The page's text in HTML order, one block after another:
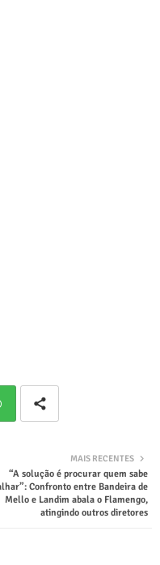
MAIS RECENTES
“A solução é procurar quem sabe
Confronto entre Bandeira de
Mello e Landim abala o Flamengo,
atingindo outros diretores